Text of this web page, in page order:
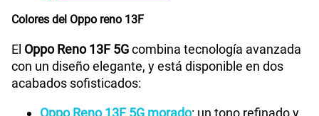
Capacidad Memoria Interna
Capacidad Memoria RAM
Colores del Oppo reno 13F
El Oppo Reno 13F 5Gcombina tecnología avanzada
con un diseño elegante, y está disponible en dos
acabados sofisticados:
Oppo Reno 13F 5G morado: un tono refinado y